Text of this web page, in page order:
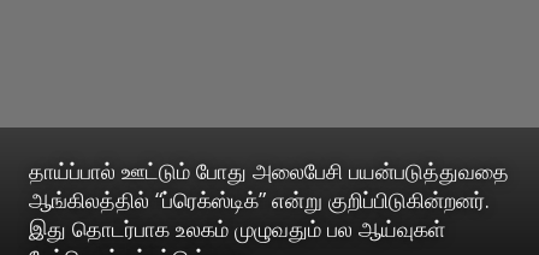
தாய்ப்பால் ஊட்டும் போது அலைபேசி பயன்படுத்துவதை
ஆங்கிலத்தில் “ப்ரெக்ஸ்டிக்” என்று குறிப்பிடுகின்றனர்.
இது தொடர்பாக உலகம் முழுவதும் பல ஆய்வுகள்